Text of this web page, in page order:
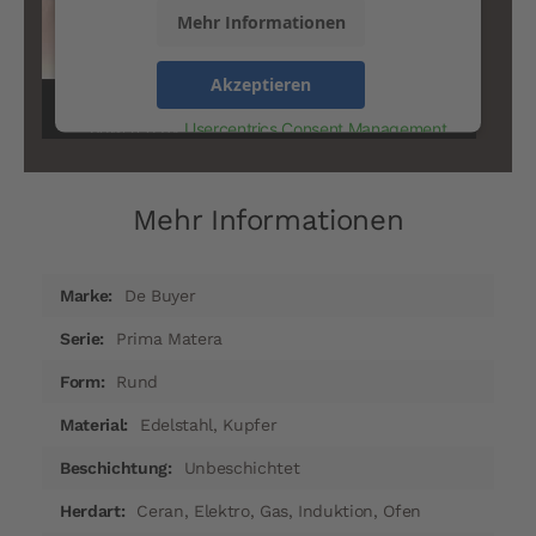
Mehr Informationen
Akzeptieren
powered byUsercentrics Consent Management
Mehr Informationen
InformationenDe Buyer
Prima Matera
Rund
Edelstahl, Kupfer
Unbeschichtet
Ceran, Elektro, Gas, Induktion, Ofen